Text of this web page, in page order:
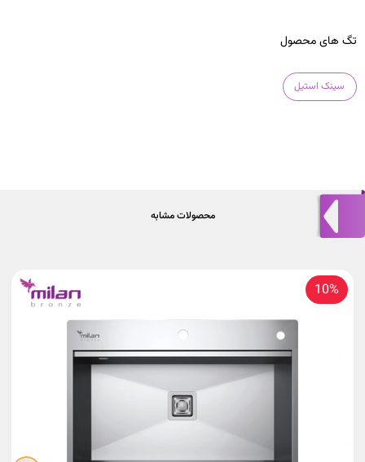
تگ های محصول
سینک استیل
محصولات مشابه
10%